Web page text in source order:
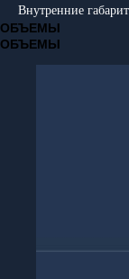
Внутренние
ОБЪЕМЫ
ОБЪЕМЫ